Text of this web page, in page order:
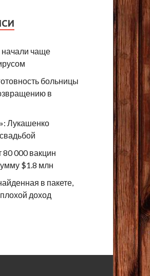
начали чаще
больницы
в
Лукашенко
000 вакцин
$1.8 млн
в пакете,
доход